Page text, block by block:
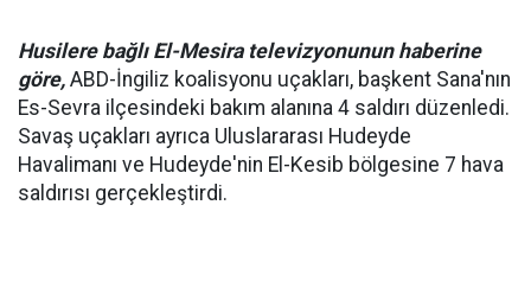
Husilere bağlı El-Mesira televizyonunun haberine
göre, ABD-İngiliz koalisyonu uçakları, başkent Sana'nın
Es-Sevra ilçesindeki bakım alanına 4 saldırı düzenledi.
Savaş uçakları ayrıca Uluslararası Hudeyde
Havalimanı ve Hudeyde'nin El-Kesib bölgesine 7 hava
saldırısı gerçekleştirdi.